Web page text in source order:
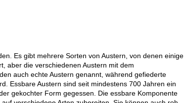
Es gibt mehrere Sorten von Austern, von denen einige
aber die verschiedenen Austern mit dem
auch echte Austern genannt, während gefiederte
Essbare Austern sind seit mindestens 700 Jahren ein
gekochter Form gegessen. Die essbare Komponente